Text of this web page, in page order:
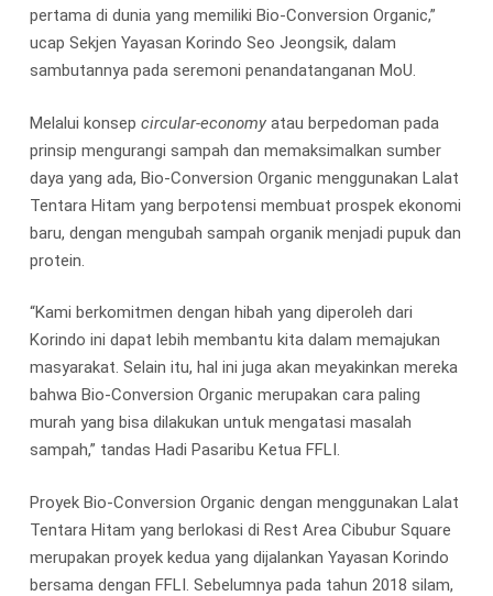
pertama di dunia yang memiliki Bio-Conversion Organic,”
ucap Sekjen Yayasan Korindo Seo Jeongsik, dalam
sambutannya pada seremoni penandatanganan MoU.
Melalui konsep circular-economyatau berpedoman pada
prinsip mengurangi sampah dan memaksimalkan sumber
daya yang ada, Bio-Conversion Organic menggunakan Lalat
Tentara Hitam yang berpotensi membuat prospek ekonomi
baru, dengan mengubah sampah organik menjadi pupuk dan
protein.
“Kami berkomitmen dengan hibah yang diperoleh dari
Korindo ini dapat lebih membantu kita dalam memajukan
masyarakat. Selain itu, hal ini juga akan meyakinkan mereka
bahwa Bio-Conversion Organic merupakan cara paling
murah yang bisa dilakukan untuk mengatasi masalah
sampah,” tandas Hadi Pasaribu Ketua FFLI.
Proyek Bio-Conversion Organic dengan menggunakan Lalat
Tentara Hitam yang berlokasi di Rest Area Cibubur Square
merupakan proyek kedua yang dijalankan Yayasan Korindo
bersama dengan FFLI. Sebelumnya pada tahun 2018 silam,